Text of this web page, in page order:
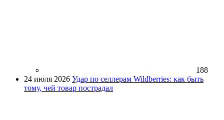
188
24 июля 2026 Удар по селлерам Wildberries: как быть
тому, чей товар пострадал